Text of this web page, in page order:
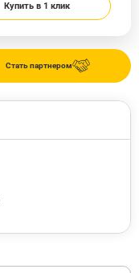
Стать партнером
Купить в 1 клик